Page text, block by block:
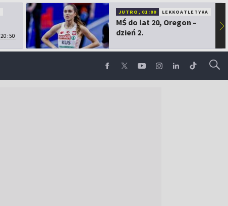
20:50
JUTRO, 01:00 LEKKOATLETYKA
MŚ do lat 20, Oregon –
dzień 2.
▶